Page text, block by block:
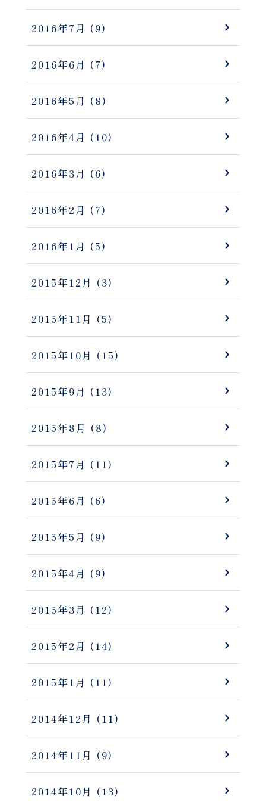
2016年7月 (9)
2016年6月 (7)
2016年5月 (8)
2016年4月 (10)
2016年3月 (6)
2016年2月 (7)
2016年1月 (5)
2015年12月 (3)
2015年11月 (5)
2015年10月 (15)
2015年9月 (13)
2015年8月 (8)
2015年7月 (11)
2015年6月 (6)
2015年5月 (9)
2015年4月 (9)
2015年3月 (12)
2015年2月 (14)
2015年1月 (11)
2014年12月 (11)
2014年11月 (9)
2014年10月 (13)